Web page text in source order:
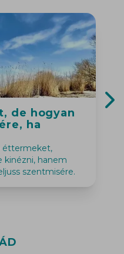
de hogyan
ha
éttermeket,
kinézni, hanem
szentmisére.